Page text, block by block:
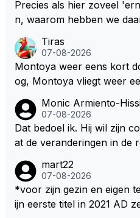
Precies als hier zoveel
n, waarom hebben we
Tiras
07-08-2026
Montoya weer eens kort
og, Montoya vliegt weer
Monic Armiento-
07-08-2026
Dat bedoel ik. Hij wil zijn
at de veranderingen in de
ijn eigen team te kiezen en
bepalen aan welke races
vaker thuis. Hij zit dan ook
mart22
07-08-2026
*voor zijn gezin en eigen
ijn eerste titel in 2021 AD zei hij al dat hij bereikt had